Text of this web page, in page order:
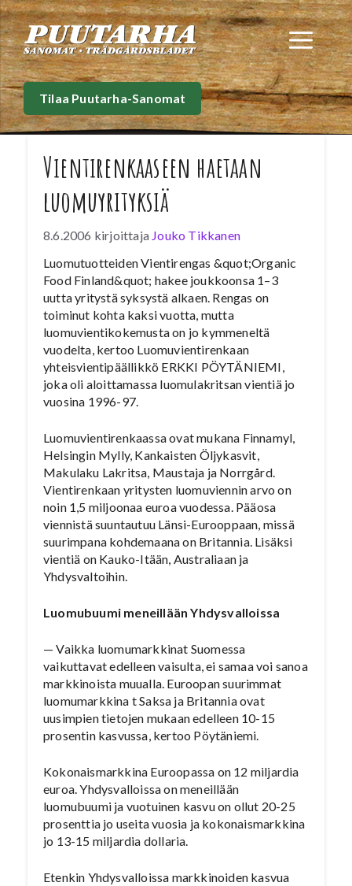
Siirry
sisältöön
Tilaa Puutarha-Sanomat
Vientirenkaaseen haetaan
luomuyrityksiä
8.6.2006 kirjoittaja Jouko Tikkanen
Luomutuotteiden Vientirengas &quot;Organic
Food Finland&quot; hakee joukkoonsa 1–3
uutta yritystä syksystä alkaen. Rengas on
toiminut kohta kaksi vuotta, mutta
luomuvientikokemusta on jo kymmeneltä
vuodelta, kertoo Luomuvientirenkaan
yhteisvientipäällikkö ERKKI PÖYTÄNIEMI,
joka oli aloittamassa luomulakritsan vientiä jo
vuosina 1996-97.
Luomuvientirenkaassa ovat mukana Finnamyl,
Helsingin Mylly, Kankaisten Öljykasvit,
Makulaku Lakritsa, Maustaja ja Norrgård.
Vientirenkaan yritysten luomuviennin arvo on
noin 1,5 miljoonaa euroa vuodessa. Pääosa
viennistä suuntautuu Länsi-Eurooppaan, missä
suurimpana kohdemaana on Britannia. Lisäksi
vientiä on Kauko-Itään, Australiaan ja
Yhdysvaltoihin.
Luomubuumi meneillään Yhdysvalloissa
— Vaikka luomumarkkinat Suomessa
vaikuttavat edelleen vaisulta, ei samaa voi sanoa
markkinoista muualla. Euroopan suurimmat
luomumarkkina t Saksa ja Britannia ovat
uusimpien tietojen mukaan edelleen 10-15
prosentin kasvussa, kertoo Pöytäniemi.
Kokonaismarkkina Euroopassa on 12 miljardia
euroa. Yhdysvalloissa on meneillään
luomubuumi ja vuotuinen kasvu on ollut 20-25
prosenttia jo useita vuosia ja kokonaismarkkina
jo 13-15 miljardia dollaria.
Etenkin Yhdysvalloissa markkinoiden kasvua